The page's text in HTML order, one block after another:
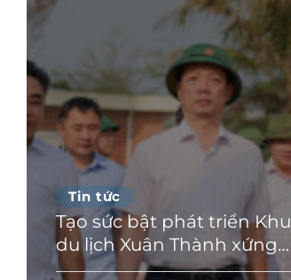
Tin tức
Tạo sức bật phát triển Khu
du lịch Xuân Thành xứng
tầm khu vực